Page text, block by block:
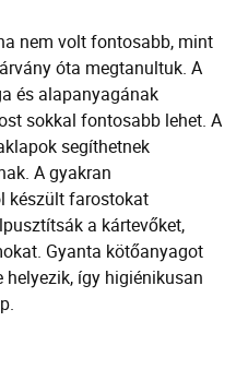
nem volt fontosabb, mint
óta megtanultuk. A
és alapanyagának
sokkal fontosabb lehet. A
segíthetnek
A gyakran
készültfarostokat
a kártevőket,
Gyanta kötőanyagot
helyezik, így higiénikusan
.